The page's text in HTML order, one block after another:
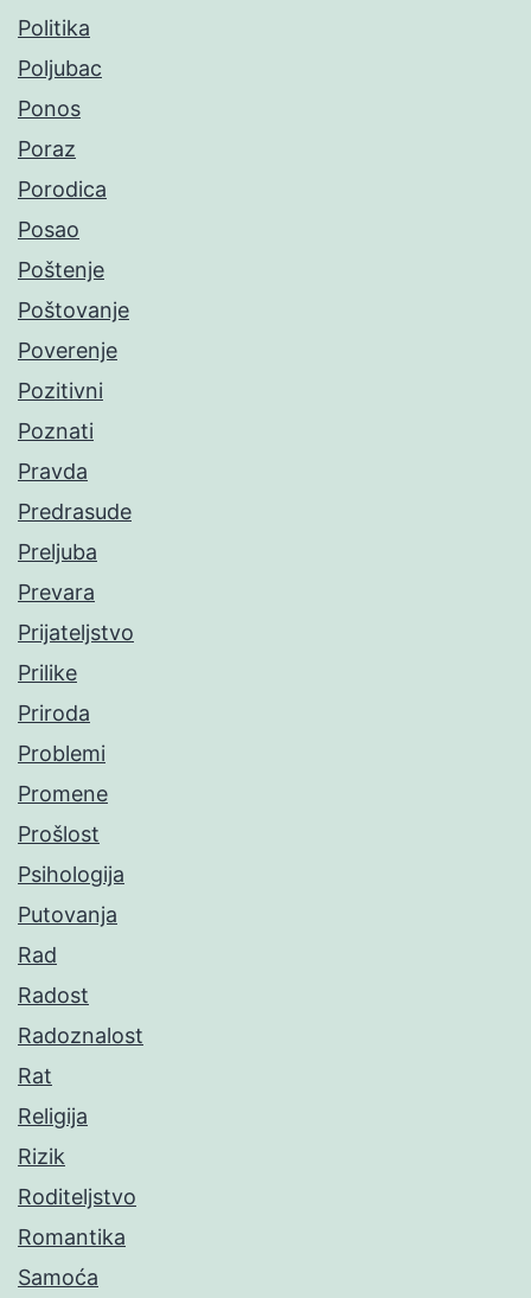
Politika
Poljubac
Ponos
Poraz
Porodica
Posao
Poštenje
Poštovanje
Poverenje
Pozitivni
Poznati
Pravda
Predrasude
Preljuba
Prevara
Prijateljstvo
Prilike
Priroda
Problemi
Promene
Prošlost
Psihologija
Putovanja
Rad
Radost
Radoznalost
Rat
Religija
Rizik
Roditeljstvo
Romantika
Samoća